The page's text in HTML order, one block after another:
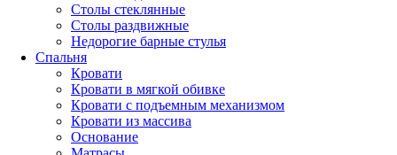
Столы стеклянные
Столы раздвижные
Недорогие барные стулья
Спальня
Кровати
Кровати в мягкой обивке
Кровати с подъемным механизмом
Кровати из массива
Основание